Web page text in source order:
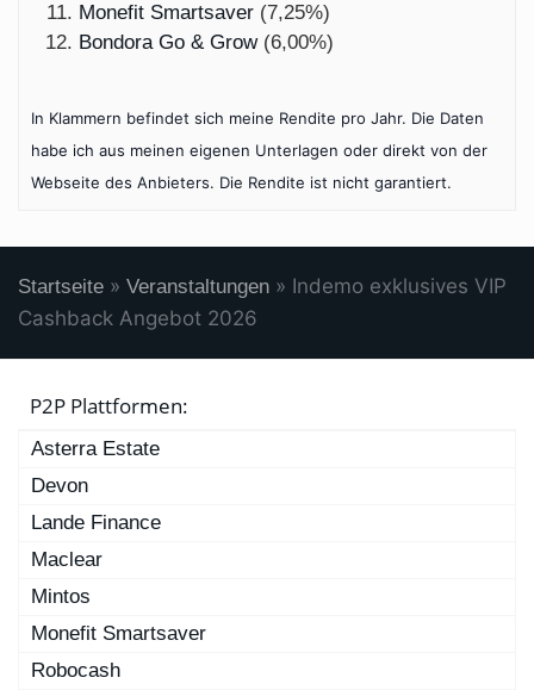
Monefit Smartsaver (7,25%)
Bondora Go & Grow(6,00%)
In Klammern befindet sich meine Rendite pro Jahr. Die Daten
habe ich aus meinen eigenen Unterlagen oder direkt von der
Webseite des Anbieters. Die Rendite ist nicht garantiert.
Startseite » Veranstaltungen » Indemo exklusives VIP
Cashback Angebot 2026
P2P Plattformen:
Asterra Estate
Devon
Lande Finance
Maclear
Mintos
Monefit Smartsaver
Robocash